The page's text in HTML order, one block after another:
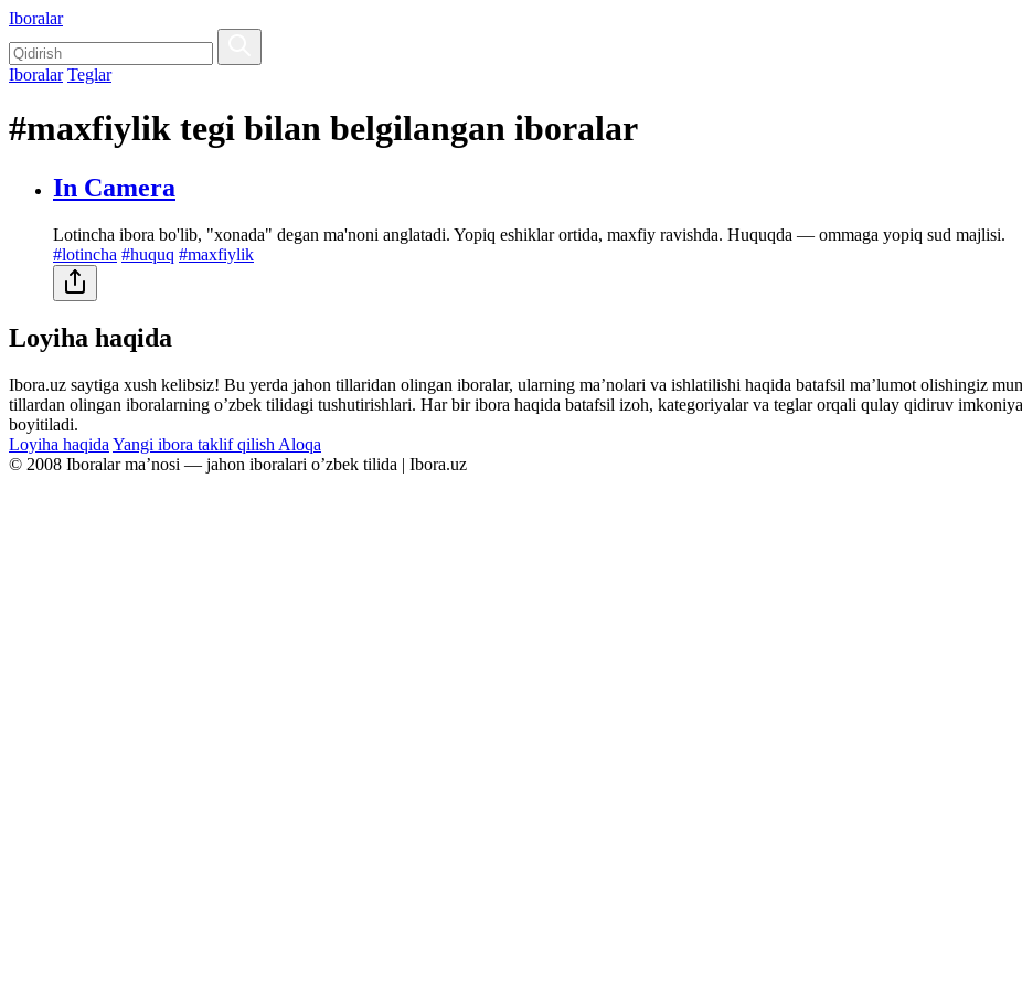
Iboralar
Iboralar Teglar
#maxfiylik tegi bilan belgilangan iboralar
In Camera
Lotincha ibora bo'lib, "xonada" degan ma'noni anglatadi. Yopiq eshiklar ortida, maxfiy ravishda. Huquqda — ommaga yopiq sud majlisi.
#lotincha #huquq #maxfiylik
Loyiha haqida
Ibora.uz saytiga xush kelibsiz! Bu yerda jahon tillaridan olingan iboralar, ularning maʼnolari va ishlatilishi haqida batafsil maʼlumot olishingiz
tillardan olingan iboralarning oʼzbek tilidagi tushutirishlari. Har bir ibora haqida batafsil izoh, kategoriyalar va teglar orqali qulay qidiruv
boyitiladi.
Loyiha haqida Yangi ibora taklif qilish Aloqa
© 2008 Iboralar maʼnosi — jahon iboralari oʼzbek tilida | Ibora.uz